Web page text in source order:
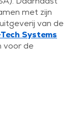
met zijn
van de
Systems
voor de